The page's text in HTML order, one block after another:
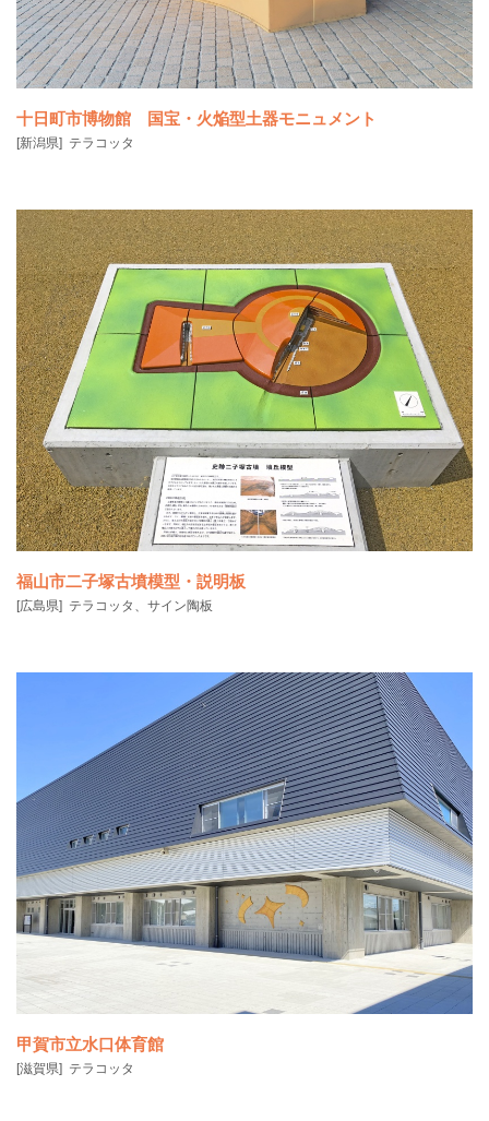
十日町市博物館 国宝・火焔型土器モニュメント
[新潟県] テラコッタ
福山市二子塚古墳模型・説明板
[広島県] テラコッタ、サイン陶板
甲賀市立水口体育館
[滋賀県] テラコッタ